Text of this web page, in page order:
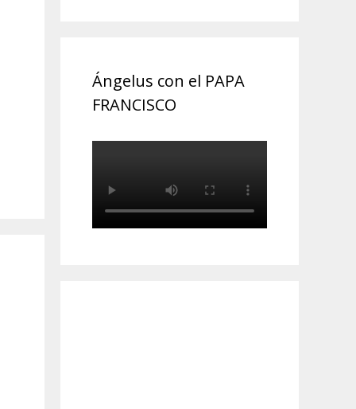
Ángelus con el PAPA
FRANCISCO